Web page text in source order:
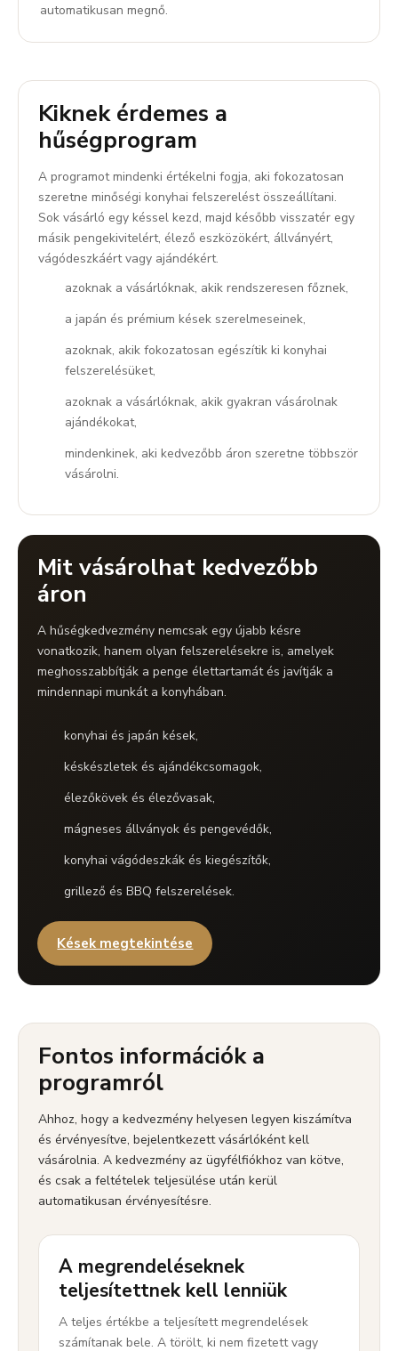
automatikusan megnő.
Kiknek érdemes a
hűségprogram
A programot mindenki értékelni fogja, aki fokozatosan
szeretne minőségi konyhai felszerelést összeállítani.
Sok vásárló egy késsel kezd, majd később visszatér egy
másik pengekivitelért, élező eszközökért, állványért,
vágódeszkáért vagy ajándékért.
azoknak a vásárlóknak, akik rendszeresen főznek,
a japán és prémium kések szerelmeseinek,
azoknak, akik fokozatosan egészítik ki konyhai
felszerelésüket,
azoknak a vásárlóknak, akik gyakran vásárolnak
ajándékokat,
mindenkinek, aki kedvezőbb áron szeretne többször
vásárolni.
Mit vásárolhat kedvezőbb
áron
A hűségkedvezmény nemcsak egy újabb késre
vonatkozik, hanem olyan felszerelésekre is, amelyek
meghosszabbítják a penge élettartamát és javítják a
mindennapi munkát a konyhában.
konyhai és japán kések,
késkészletek és ajándékcsomagok,
élezőkövek és élezővasak,
mágneses állványok és pengevédők,
konyhai vágódeszkák és kiegészítők,
grillező és BBQ felszerelések.
Kések megtekintése
Fontos információk a
programról
Ahhoz, hogy a kedvezmény helyesen legyen kiszámítva
és érvényesítve, bejelentkezett vásárlóként kell
vásárolnia. A kedvezmény az ügyfélfiókhoz van kötve,
és csak a feltételek teljesülése után kerül
automatikusan érvényesítésre.
A megrendeléseknek
teljesítettnek kell lenniük
A teljes értékbe a teljesített megrendelések
számítanak bele. A törölt, ki nem fizetett vagy